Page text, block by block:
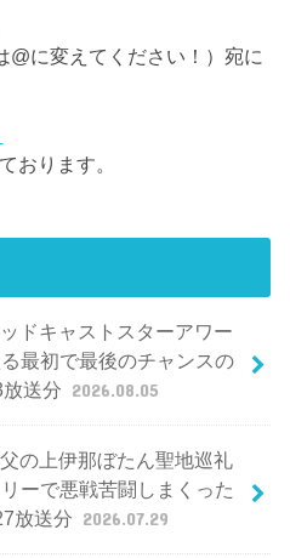
に変えてください！）宛に
おります。
ドキャストスターアワー
最初で最後のチャンスの
送分 2026.08.05
の上伊那ぼたん聖地巡礼
ーで悪戦苦闘しまくった
放送分 2026.07.29